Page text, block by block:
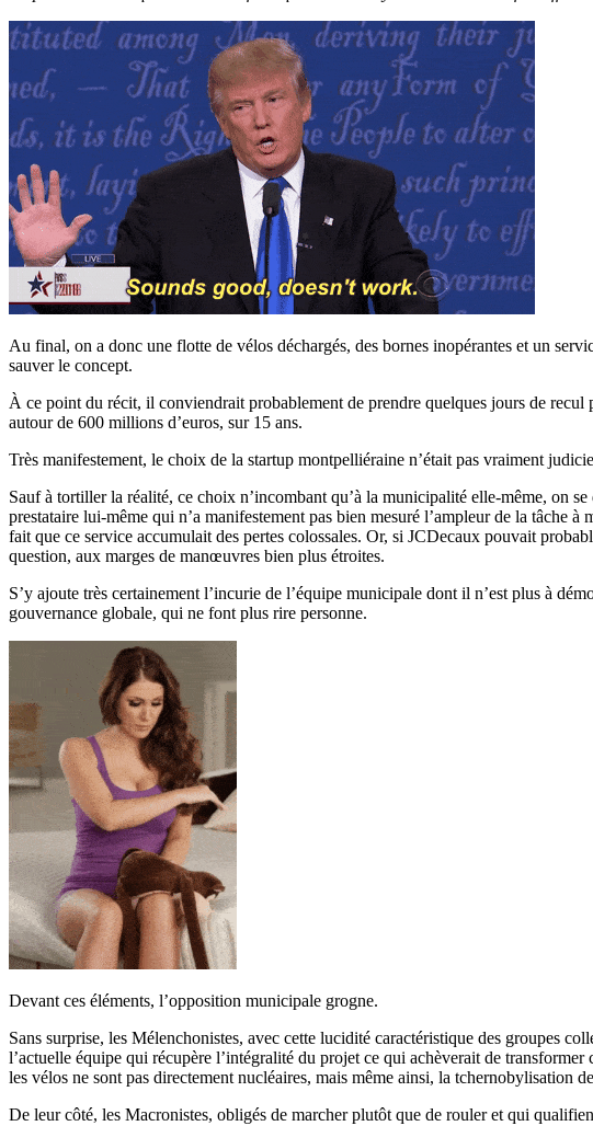
Au final, on a donc une flotte de vélos déchargés, des bornes inopérantes et un
sauver le concept.
À ce point du récit, il conviendrait probablement de prendre quelques jours de
autour de 600 millions d’euros, sur 15 ans.
Très manifestement, le choix de la startup montpelliéraine n’était pas vraiment
Sauf à tortiller la réalité, ce choix n’incombant qu’à la municipalité elle-même, on
prestataire lui-même qui n’a manifestement pas bien mesuré l’ampleur de la tâche
fait que ce service accumulait des pertes colossales. Or, si JCDecaux pouvait
question, aux marges de manœuvres bien plus étroites.
S’y ajoute très certainement l’incurie de l’équipe municipale dont il n’est plus à
gouvernance globale, qui ne font plus rire personne.
Devant ces éléments, l’opposition municipale grogne.
Sans surprise, les Mélenchonistes, avec cette lucidité caractéristique des groupes
l’actuelle équipe qui récupère l’intégralité du projet ce qui achèverait de
les vélos ne sont pas directement nucléaires, mais même ainsi, la tchernobylisation de
De leur côté, les Macronistes, obligés de marcher plutôt que de rouler et qui